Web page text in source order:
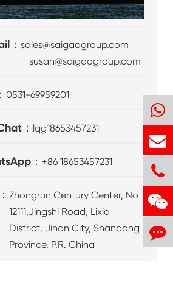
：sales@saigaogroup.com
susan@saigaogroup.com
0531-69959201
： lqg18653457231
： +86 18653457231
Zhongrun Century Center, No
12111,Jingshi Road, Lixia
District, Jinan City, Shandong
Province. P.R. China